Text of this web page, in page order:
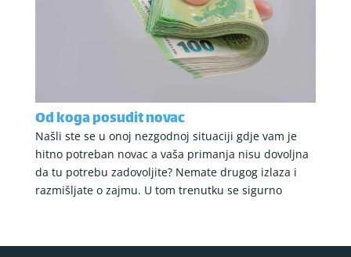
Od koga posudit novac
Našli ste se u onoj nezgodnoj situaciji gdje vam je
hitno potreban novac a vaša primanja nisu dovoljna
da tu potrebu zadovoljite? Nemate drugog izlaza i
razmišljate o zajmu. U tom trenutku se sigurno